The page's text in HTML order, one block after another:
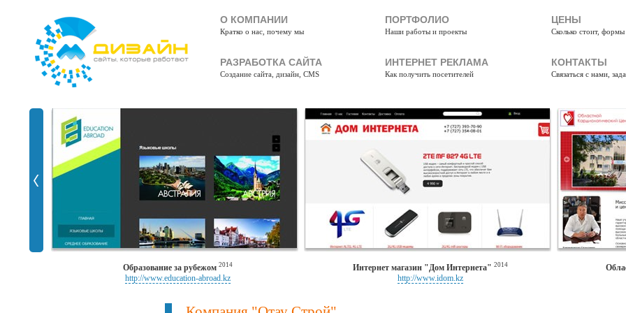
О КОМПАНИИ
Кратко о нас, почему мы
ПОРТФОЛИО
Наши работы и проекты
ЦЕНЫ
Сколько стоит,
РАЗРАБОТКА САЙТА
Создание сайта, дизайн, CMS
ИНТЕРНЕТ РЕКЛАМА
Как получить посетителей
КОНТАКТЫ
Связаться с нами,
Образование за рубежом 2014
http://www.education-abroad.kz
Интернет магазин "Дом Интернета" 2014
http://www.idom.kz